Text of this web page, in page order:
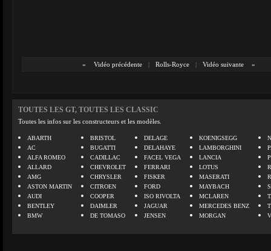
« Vidéo précédente | Rolls-Royce | Vidéo suivante »
TOUTES LES GT, TOUTES LES CLASSIC
Toutes les infos sur les constructeurs et les modèles.
ABARTH
AC
ALFA ROMEO
ALLARD
AMG
ASTON MARTIN
AUDI
BENTLEY
BMW
BRISTOL
BUGATTI
CADILLAC
CHEVROLET
CHRYSLER
CITROEN
COOPER
DAIMLER
DE TOMASO
DELAGE
DELAHAYE
FACEL VEGA
FERRARI
FISKER
FORD
ISO RIVOLTA
JAGUAR
JENSEN
KOENIGSEGG
LAMBORGHINI
LANCIA
LOTUS
MASERATI
MAYBACH
MCLAREN
MERCEDES BENZ
MORGAN